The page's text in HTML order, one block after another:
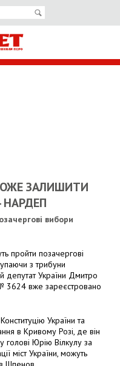
ЗАЛИШИТИ
НАРДЕП
вибори
пройти позачергові
з трибуни
депутат України Дмитро
3624 вже зареєстровано
України та
в Кривому Розі, де він
голові Юрію Вілкулу за
міст України, можуть